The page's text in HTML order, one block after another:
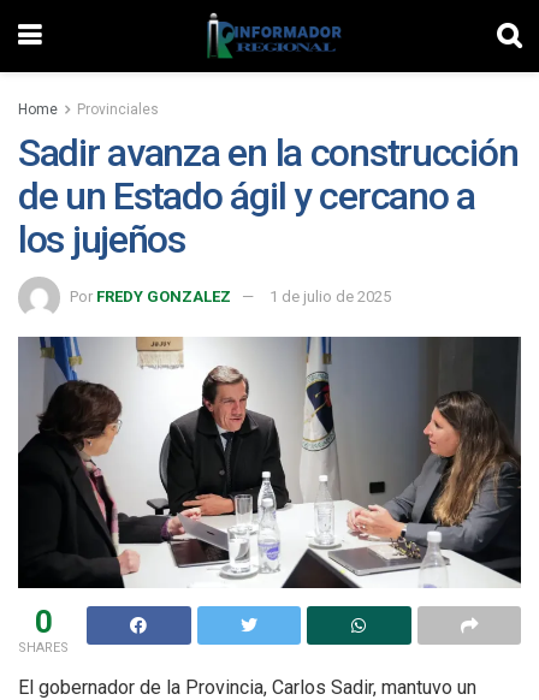
Home Provinciales
Sadir avanza en la construcción
de un Estado ágil y cercano a
los jujeños
Por FREDY GONZALEZ 1 de julio de 2025
0
SHARES
El gobernador de la Provincia, Carlos Sadir, mantuvo un